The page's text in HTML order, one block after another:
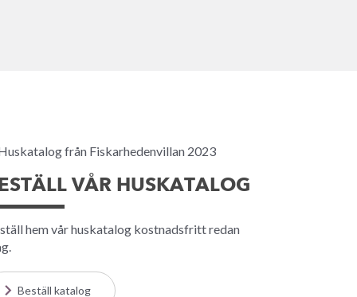
VÅR HUSKATALOG
hem vår huskatalog kostnadsfritt redan
Beställ katalog